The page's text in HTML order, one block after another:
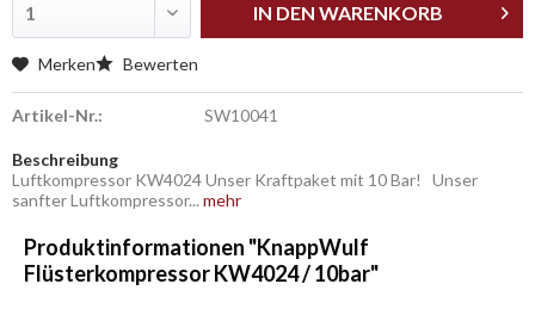
IN DEN WARENKORB
Merken Bewerten
Artikel-Nr.: SW10041
Beschreibung
Luftkompressor KW4024 Unser Kraftpaket mit 10 Bar! Unser
sanfter Luftkompressor... mehr
Produktinformationen "KnappWulf
Flüsterkompressor KW4024 / 10bar"